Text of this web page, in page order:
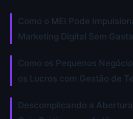
Como o MEI Pode
Marketing Digital Sem
Como os Pequenos
os Lucros com Gestão de
Descomplicando a